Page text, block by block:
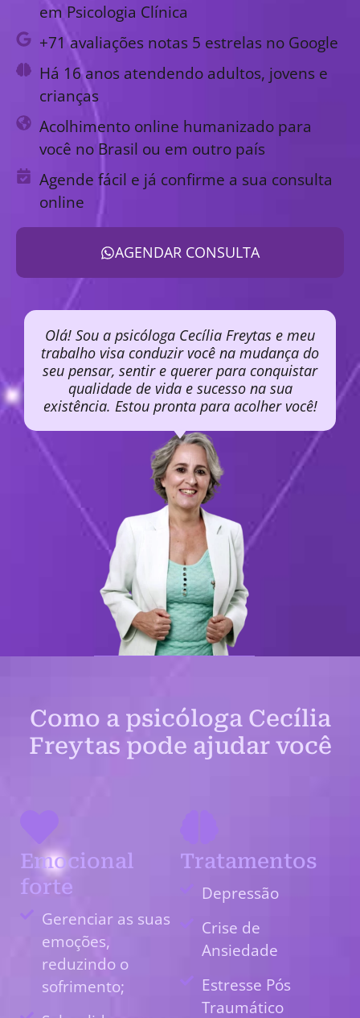
em Psicologia Clínica
+71 avaliações notas 5 estrelas no Google
Há 16 anos atendendo adultos, jovens e
crianças
Acolhimento online humanizado para
você no Brasil ou em outro país
Agende fácil e já confirme a sua consulta
online
AGENDAR CONSULTA
Olá! Sou a psicóloga Cecília Freytas e meu
trabalho visa conduzir você na mudança do
seu pensar, sentir e querer para conquistar
qualidade de vida e sucesso na sua
existência. Estou pronta para acolher você!
Como a psicóloga Cecília
Freytas pode ajudar você
Emocional
forte
Gerenciar as suas
emoções,
reduzindo o
sofrimento;
Tratamentos
Depressão
Crise de
Ansiedade
Estresse Pós
Traumático